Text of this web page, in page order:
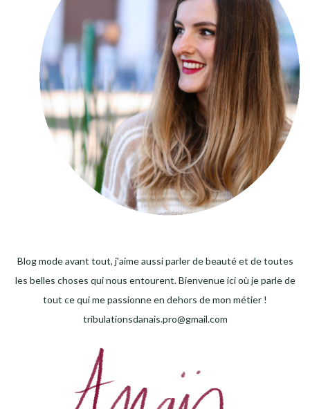
Blog mode avant tout, j'aime aussi parler de beauté et de toutes
les belles choses qui nous entourent. Bienvenue ici où je parle de
tout ce qui me passionne en dehors de mon métier !
tribulationsdanais.pro@gmail.com